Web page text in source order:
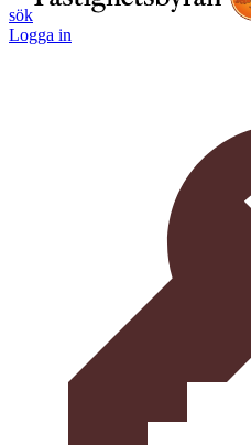
sök
Logga in